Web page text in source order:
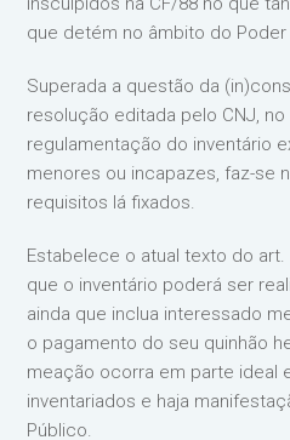
que detém no âmbito do
Superada a questão da
resolução editada pelo CNJ,
regulamentação do inventário
menores ou incapazes, faz-se
requisitos lá fixados.
Estabelece o atual texto do
que o inventário poderá ser
ainda que inclua interessado
o pagamento do seu quinhão
meação ocorra em parte ideal
inventariados e haja
Público.